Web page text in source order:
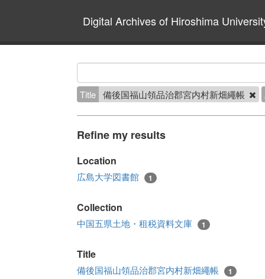
Digital Archives of Hiroshima
Title 備後国福山領品治郡宮内村新畑繩帳
Refine my results
Location
広島大学図書館 1
Collection
中国五県土地・租税資料文庫 1
Title
備後国福山領品治郡宮内村新畑繩帳 1